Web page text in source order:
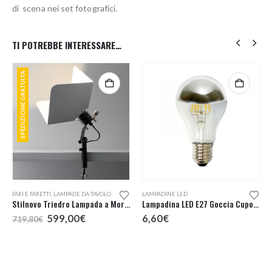
di scena nei set fotografici.
TI POTREBBE INTERESSARE…
SPEDIZIONE GRATUITA
FARI E FARETTI LAMPADE DA TAVOLO
Stilnovo Triedro Lampada a Morsetto
719,80€ Il
prezzo
599,00€Il
LAMPADINE LED
Lampadina LED E27 Goccia Cupola Argentata
6,60€